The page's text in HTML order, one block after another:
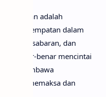
adalah
kesempatan dalam
kesabaran, dan
benar-benar mencintai
membawa
tanpa memaksa dan